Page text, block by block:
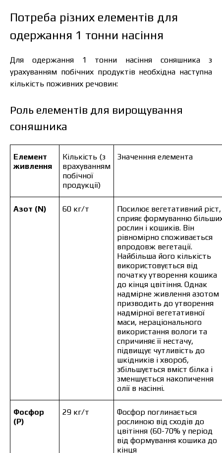
Потреба різних елементів для
одержання 1 тонни насіння
Для одержання 1 тонни насіння соняшника з
урахуванням побічних продуктів необхідна наступна
кількість поживних речовин:
Роль елементів для вирощування
соняшника
Елемент
живлення
Кількість (з
врахуванням
побічної
продукції)
Значенння елемента
Азот (N) 60 кг/т
Посилює вегетативний ріст,
сприяє формуванню
рослин і кошиків. Він
рівномірно споживається
впродовж вегетації.
Найбільша його кількість
використовується від
початку утворення кошика
до кінця цвітіння. Однак
надмірне живлення азотом
призводить до утворення
надмірної вегетативної
маси, нераціонального
використання вологи та
спричиняє її нестачу,
підвищує чутливість до
шкідників і хвороб,
збільшується вміст білка і
зменшується накопичення
олії в насінні.
Фосфор
(P)
29 кг/т
Фосфор поглинається
рослиною від сходів до
цвітіння (60-70% у період
від формування кошика до
кінця